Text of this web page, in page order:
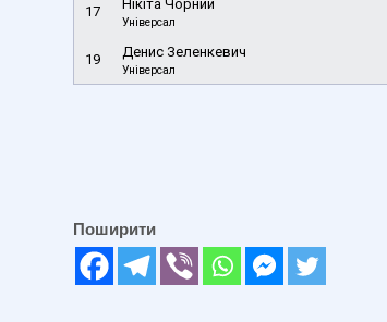
17 Нікіта Чорний
Універсал
19 Денис Зеленкевич
Універсал
Поширити